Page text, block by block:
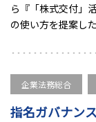
ら『「株式交付」
の使い方を提案し
企業法務総合
指名ガバナン